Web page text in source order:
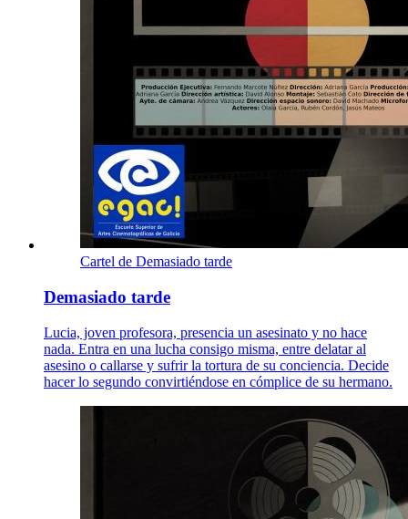
Cartel de Demasiado tarde
Demasiado tarde
Lucia, joven profesora, presencia un asesinato y no hace
nada. Entra en una lucha consigo misma, entre delatar al
asesino o callarse y sufrir la tortura de su conciencia. Decide
hacer lo segundo convirtiéndose en cómplice de su hermano.